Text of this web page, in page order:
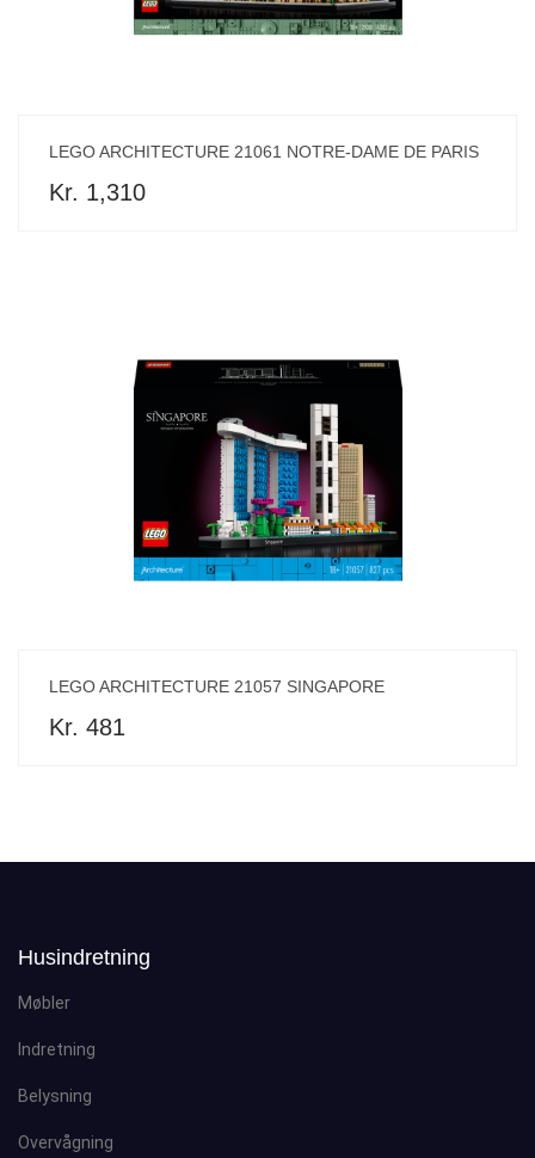
LEGO ARCHITECTURE 21061 NOTRE-DAME DE PARIS
Kr. 1,310
LEGO ARCHITECTURE 21057 SINGAPORE
Kr. 481
Husindretning
Møbler
Indretning
Belysning
Overvågning